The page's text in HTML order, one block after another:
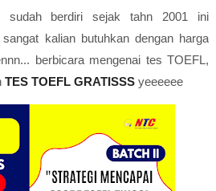
sudah berdiri sejak tahn 2001 ini
kalian butuhkan dengan harga
berbicara mengenai tes TOEFL,
TES TOEFL GRATISSSyeeeeee